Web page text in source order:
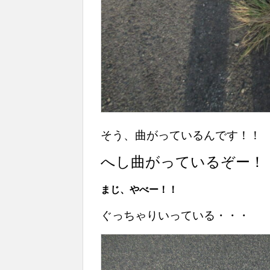
そう、曲がっているんです！！
へし曲がっているぞー
まじ、やべー！！
ぐっちゃりいっている・・・